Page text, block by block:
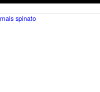
mais spinato